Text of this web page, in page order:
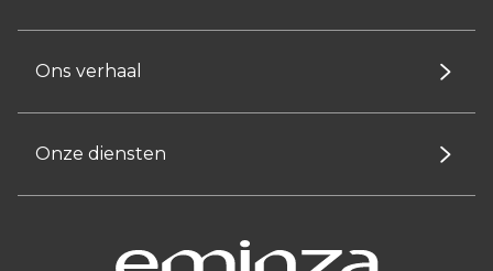
Ons verhaal
Onze diensten